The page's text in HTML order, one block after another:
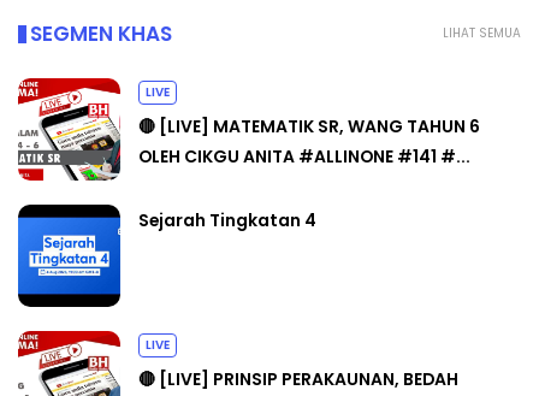
LIHAT SEMUA
SEGMEN KHAS
LIVE
🔴 [LIVE] MATEMATIK SR, WANG TAHUN 6
OLEH CIKGU ANITA #ALLINONE #141 #...
Sejarah Tingkatan 4
LIVE
🔴 [LIVE] PRINSIP PERAKAUNAN, BEDAH